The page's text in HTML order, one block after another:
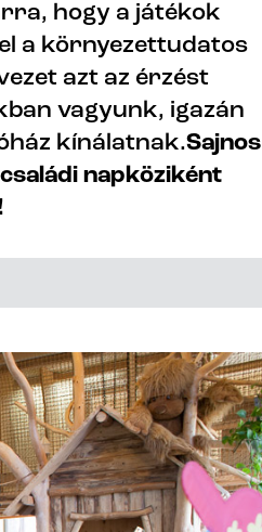
hogy a játékok
a környezettudatos
azt az érzést
vagyunk, igazán
kínálatnak.Sajnos
napköziként